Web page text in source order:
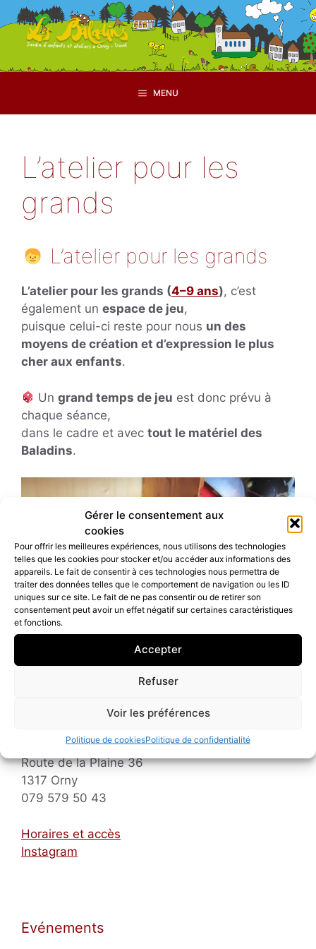
Gérer le consentement aux
cookies
Pour offrir les meilleures expériences, nous utilisons des technologies
telles que les cookies pour stocker et/ou accéder aux informations des
appareils. Le fait de consentir à ces technologies nous permettra de
traiter des données telles que le comportement de navigation ou les ID
uniques sur ce site. Le fait de ne pas consentir ou de retirer son
consentement peut avoir un effet négatif sur certaines caractéristiques
et fonctions.
Accepter
Refuser
Voir les préférences
Politique de cookiesPolitique de confidentialité
Aller
au
contenu
MENU
L’atelier pour les
grands
L’atelier pour les grands
L’atelier pour les grands (4–9 ans), c’est
également un espace de jeu,
puisque celui-ci reste pour nous un des
moyens de création et d’expression le plus
cher aux enfants.
Ungrand temps de jeu est donc prévu à
chaque séance,
dans le cadre et avec tout le matériel des
Baladins.
Route de la Plaine 36
1317 Orny
079 579 50 43
Horaires et accès
Instagram
Evénements